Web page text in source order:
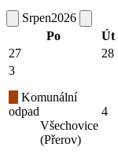
Srpen2026
Po
Út
27
28
3
Komunální
odpad
Všechovice
(Přerov)
4